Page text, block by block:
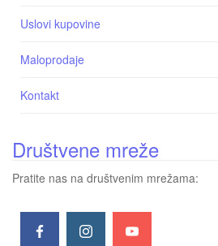
Uslovi kupovine
Maloprodaje
Kontakt
Društvene mreže
Pratite nas na društvenim mrežama: